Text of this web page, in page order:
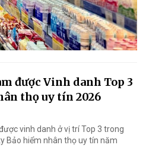
được Vinh danh Top 3
thọ uy tín 2026
vinh danh ở vị trí Top 3 trong
Bảo hiểm nhân thọ uy tín năm